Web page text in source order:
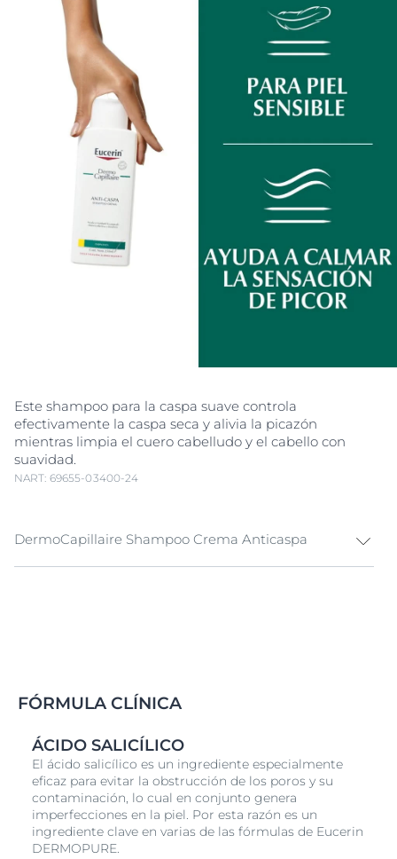
Este shampoo para la caspa suave controla
efectivamente la caspa seca y alivia la picazón
mientras limpia el cuero cabelludo y el cabello con
suavidad.
NART: 69655-03400-24
DermoCapillaire Shampoo Crema Anticaspa
mientras que los agentes acondicionadores especiales
suavidad y elasticidad.
FÓRMULA CLÍNICA
ÁCIDO SALICÍLICO
El ácido salicílico es un ingrediente especialmente
eficaz para evitar la obstrucción de los poros y su
contaminación, lo cual en conjunto genera
imperfecciones en la piel. Por esta razón es un
ingrediente clave en varias de las fórmulas de Eucerin
DERMOPURE.